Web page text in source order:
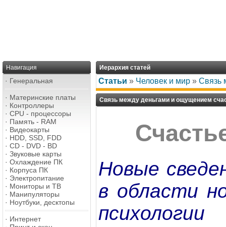
Навигация
· Генеральная
· Материнские платы
· Контроллеры
· CPU - процессоры
· Память - RAM
· Видеокарты
· HDD, SSD, FDD
· CD - DVD - BD
· Звуковые карты
· Охлаждение ПК
· Корпуса ПК
· Электропитание
· Мониторы и ТВ
· Манипуляторы
· Ноутбуки, десктопы
· Интернет
Иерархия статей
Статьи » Человек и мир » Связь
Связь между деньгами и ощущением
Новые
в области